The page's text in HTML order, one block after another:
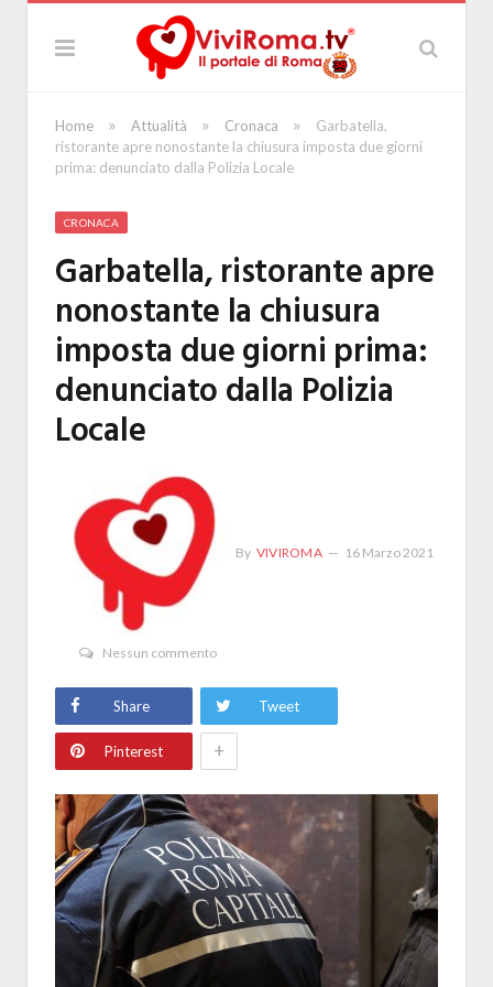
Home » Attualità » Cronaca »
Garbatella,
ristorante apre nonostante la chiusura imposta due giorni
prima: denunciato dalla Polizia Locale
CRONACA
Garbatella, ristorante apre
nonostante la chiusura
imposta due giorni prima:
denunciato dalla Polizia
Locale
By VIVIROMA 16 Marzo 2021
Nessun commento
Share Tweet
Pinterest +